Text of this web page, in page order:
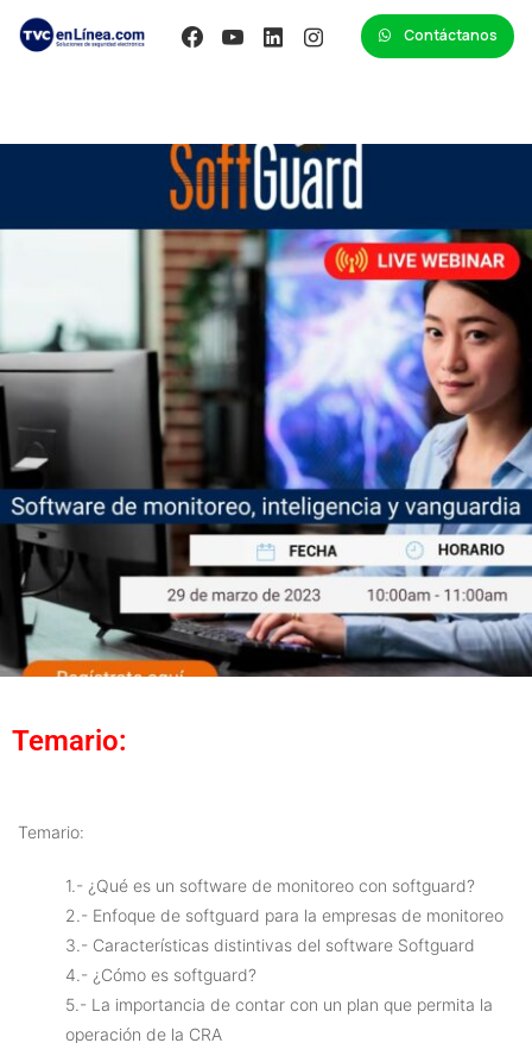
Contáctanos
Temario:
Temario:
1.- ¿Qué es un software de monitoreo con softguard?
2.- Enfoque de softguard para la empresas de monitoreo
3.- Características distintivas del software Softguard
4.- ¿Cómo es softguard?
5.- La importancia de contar con un plan que permita la
operación de la CRA